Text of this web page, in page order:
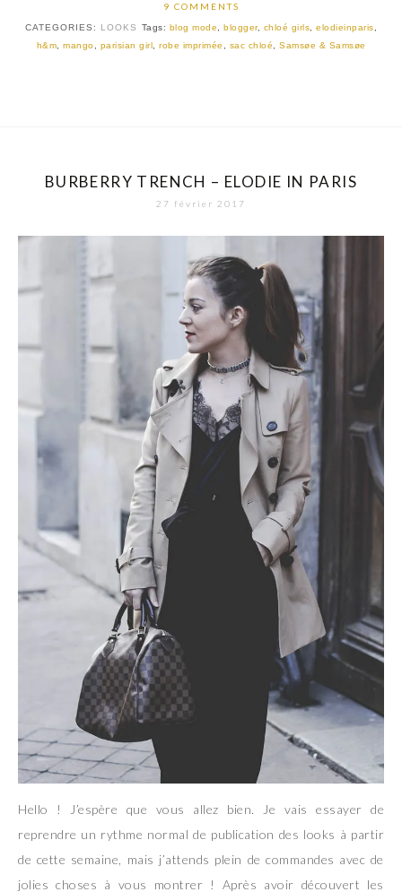
9 COMMENTS
CATEGORIES: LOOKS Tags: blog mode ,blogger, chloé girls ,elodieinparis
h&m
mango parisian girl robe imprimée sac chloé Samsøe & Samsøe
BURBERRY TRENCH – ELODIE IN PARIS
27 février 2017
Hello ! J’espère que vous allez bien. Je vais essayer de
reprendre un rythme normal de publication des looks à partir
de cette semaine, mais j’attends plein de commandes avec de
jolies choses à vous montrer ! Après avoir découvert les